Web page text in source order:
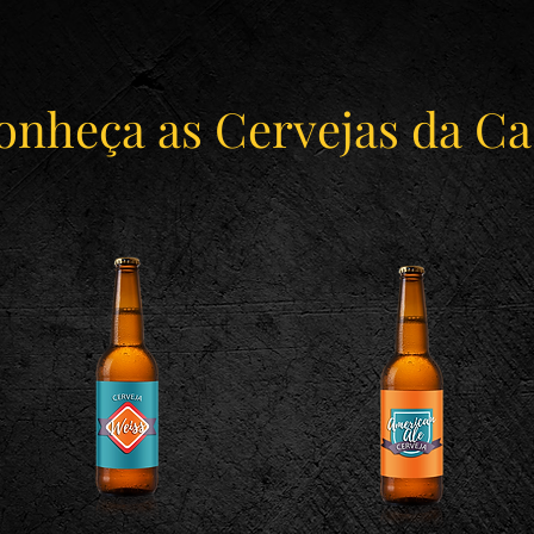
as Cervejas da